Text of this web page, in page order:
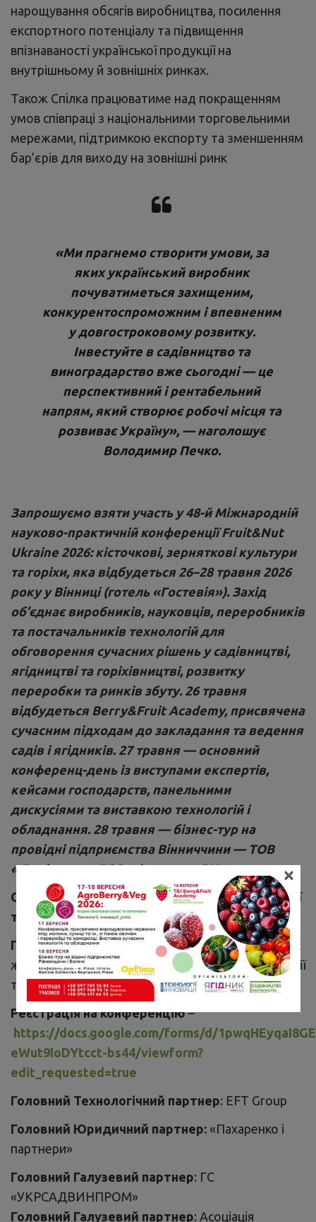
нарощування обсягів виробництва, посилення
експортного потенціалу та підвищення
впізнаваності української продукції на
внутрішньому й зовнішніх ринках.
Також Спілка працюватиме над покращенням
умов співпраці з національними торговельними
мережами, підтримкою експорту та зменшенням
бар’єрів для виходу на зовнішні ринк
«Ми прагнемо створити умови, за
яких український виробник
почуватиметься захищеним,
конкурентоспроможним і впевненим
у довгостроковому розвитку.
Інвестуйте в садівництво та
виноградарство вже сьогодні — це
перспективний і рентабельний
напрям, який створює робочі місця та
розвиває Україну», — наголошує
Володимир Печко.
Запрошуємо взяти участь у 48-й Міжнародній
науково-практичній конференції Fruit&Nut
Ukraine 2026: кісточкові, зерняткові культури
та горіхи, яка відбудеться 26–28 травня 2026
року у Вінниці (готель «Гостевія»). Захід
об’єднає виробників, науковців, переробників
та постачальників технологій для
обговорення сучасних рішень у садівництві,
ягідництві та горіхівництві, розвитку
переробки та ринків збуту. 26 травня
відбудеться Berry&Fruit Academy, присвячена
сучасним підходам до закладання та ведення
садів і ягідників. 27 травня — основний
конференц-день із виступами експертів,
кейсами господарств, панельними
дискусіями та виставкою технологій і
обладнання. 28 травня — бізнес-тур на
провідні підприємства Вінниччини — ТОВ
«Дудіков» та ТОВ «Фруктона ВН».
Організатор заходу — медіагрупа «Технології
та Інновації»
Головним інформаційним партнеромвиступає
журнал «Садівництво та Овочівництво. Технології
та Інновації» та «Ягідник».
Реєстрація на конференцію–
https://docs.google.com/forms/d/
eWut9IoDYtcct-bs44/viewform?
edit_requested=true
Головний Технологічний партнер: EFT Group
Головний Юридичний партнер: «Пахаренко і
партнери»
Головний Галузевий партнер: ГС
«УКРСАДВИНПРОМ»
Головний Галузевий партнер: Асоціація
×